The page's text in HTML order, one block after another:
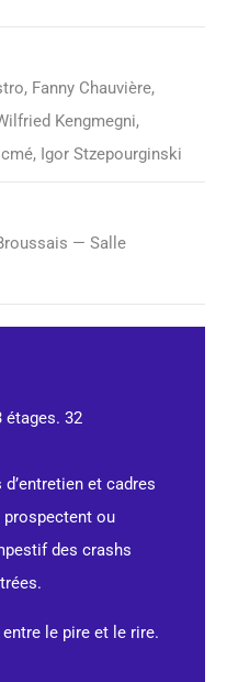
Fanny Chauvière,
Kengmegni,
Igor Stzepourginski
— Salle
étages. 32
et cadres
prospectent ou
des crashs
le pire et le rire.